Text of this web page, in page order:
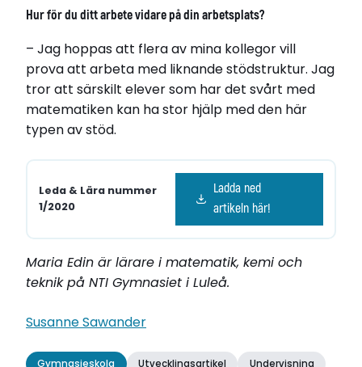
Hur för du ditt arbete vidare på din arbetsplats?
– Jag hoppas att flera av mina kollegor vill
prova att arbeta med liknande stödstruktur. Jag
tror att särskilt elever som har det svårt med
matematiken kan ha stor hjälp med den här
typen av stöd.
Leda & Lära nummer
1/2020
Ladda ned
artikeln här!
Maria Edin är lärare i matematik, kemi och
teknik på NTI Gymnasiet i Luleå.
Susanne Sawander
Gymnasieskola Utvecklingsartikel Undervisning